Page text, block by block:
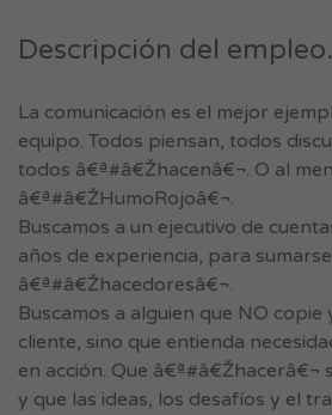
Descripción del empleo.
La comunicación es el mejor
equipo. Todos piensan, todos
todos â€ª#â€Žhacenâ€¬. O al
â€ª#â€ŽHumoRojoâ€¬.
Buscamos a un ejecutivo de
años de experiencia, para
â€ª#â€Žhacedoresâ€¬.
Buscamos a alguien que NO
cliente, sino que entienda
en acción. Que â€ª#â€Žhacerâ€¬
y que las ideas, los desafíos y el